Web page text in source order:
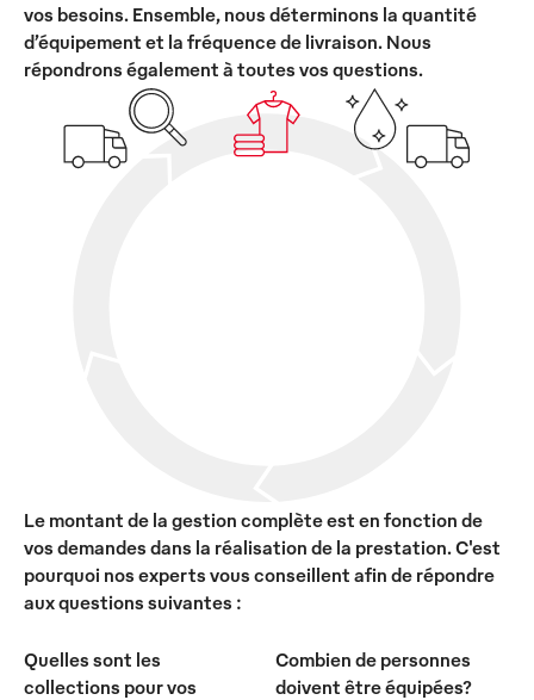
vos besoins. Ensemble, nous déterminons la quantité
d’équipement et la fréquence de livraison. Nous
répondrons également à toutes vos questions.
Le montant de la gestion complète est en fonction de
vos demandes dans la réalisation de la prestation. C'est
pourquoi nos experts vous conseillent afin de répondre
aux questions suivantes :
Quelles sont les
collections pour vos
Combien de personnes
doivent être équipées?